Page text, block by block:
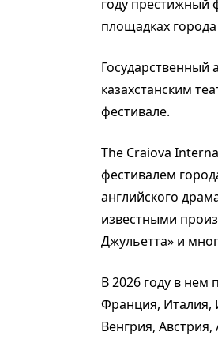
году престижный
площадках
Государственный
казахстанским
фестивале.
The Craiova
фестивалем
английского
известными
Джульетта» и
В 2026 году в нем
Франция, Италия,
Венгрия,